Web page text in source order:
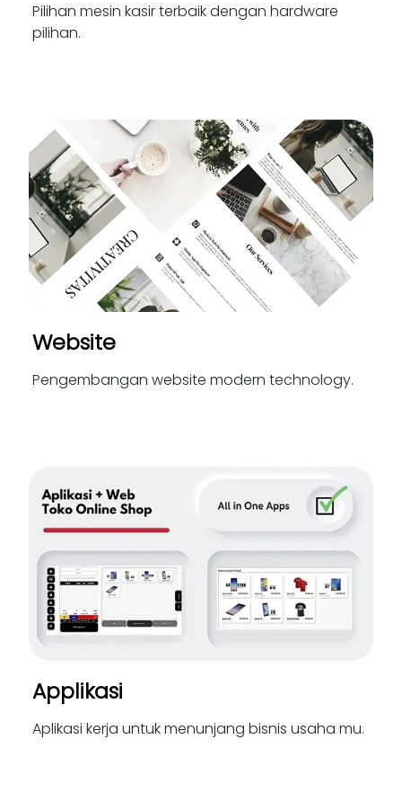
Pilihan mesin kasir terbaik dengan hardware
pilihan.
Website
Pengembangan website modern technology.
Applikasi
Aplikasi kerja untuk menunjang bisnis usaha mu.